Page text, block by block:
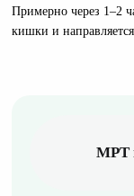
Примерно через 1–2
кишки и
МРТ